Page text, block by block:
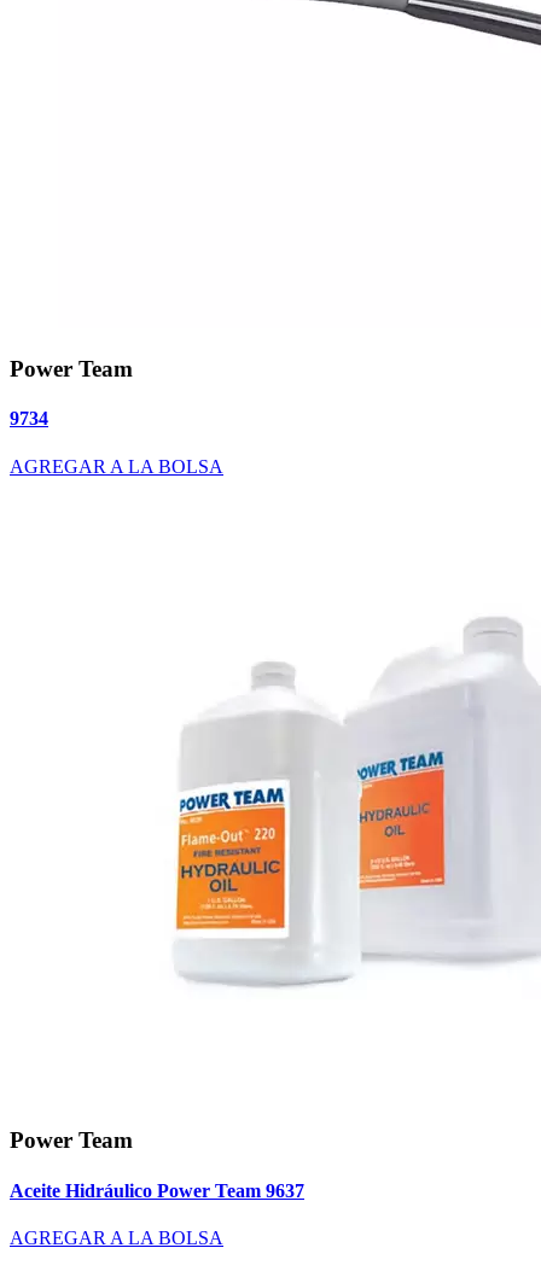
Power Team
9734
AGREGAR A LA BOLSA
Power Team
Aceite Hidráulico Power Team 9637
AGREGAR A LA BOLSA